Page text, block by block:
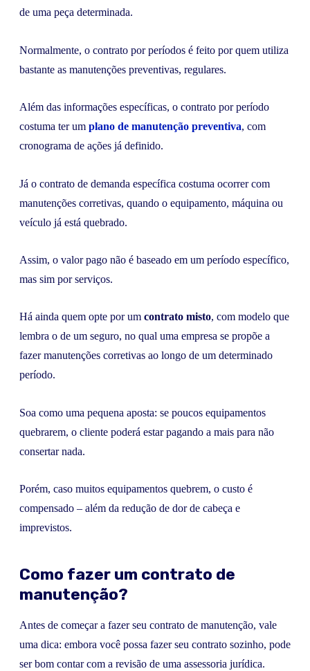
de uma peça determinada.
Normalmente, o contrato por períodos é feito por quem utiliza
bastante as manutenções preventivas, regulares.
Além das informações específicas, o contrato por período
costuma ter um plano de manutenção preventiva, com
cronograma de ações já definido.
Já o contrato de demanda específica costuma ocorrer com
manutenções corretivas, quando o equipamento, máquina ou
veículo já está quebrado.
Assim, o valor pago não é baseado em um período específico,
mas sim por serviços.
Há ainda quem opte por um contrato misto, com modelo que
lembra o de um seguro, no qual uma empresa se propõe a
fazer manutenções corretivas ao longo de um determinado
período.
Soa como uma pequena aposta: se poucos equipamentos
quebrarem, o cliente poderá estar pagando a mais para não
consertar nada.
Porém, caso muitos equipamentos quebrem, o custo é
compensado – além da redução de dor de cabeça e
imprevistos.
Como fazer um contrato de
manutenção?
Antes de começar a fazer seu contrato de manutenção, vale
uma dica: embora você possa fazer seu contrato sozinho, pode
ser bom contar com a revisão de uma assessoria jurídica.